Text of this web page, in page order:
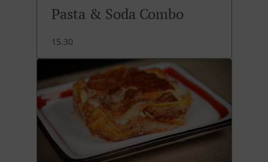
Pasta & Soda Combo
15.30